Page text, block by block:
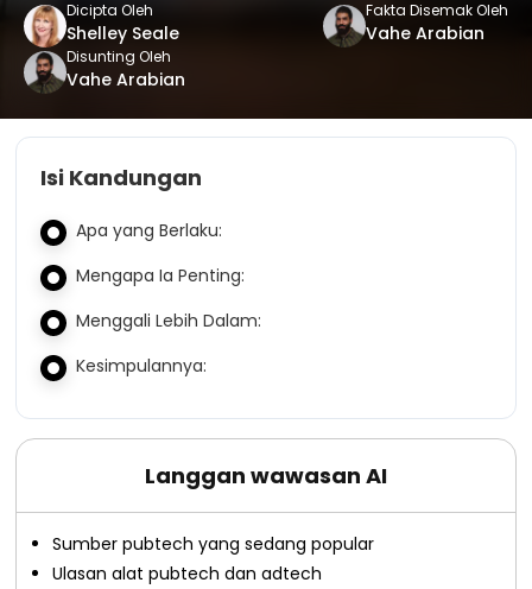
Dicipta Oleh
Shelley Seale
Fakta Disemak Oleh
Vahe Arabian
Disunting Oleh
Vahe Arabian
Isi Kandungan
Apa yang Berlaku:
Mengapa Ia Penting:
Menggali Lebih Dalam:
Kesimpulannya:
Langgan wawasan AI
Sumber pubtech yang sedang popular
Ulasan alat pubtech dan adtech